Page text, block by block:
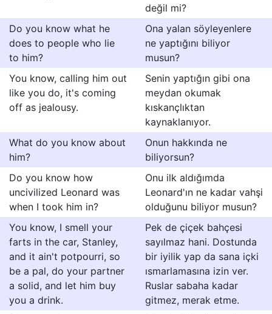
değil mi?
Do you know what he
does to people who lie
to him?
Ona yalan söyleyenlere
ne yaptığını biliyor
musun?
You know, calling him out
like you do, it's coming
off as jealousy.
Senin yaptığın gibi ona
meydan okumak
kıskançlıktan
kaynaklanıyor.
What do you know about
him?
Onun hakkında ne
biliyorsun?
Do you know how
uncivilized Leonard was
when I took him in?
Onu ilk aldığımda
Leonard'ın ne kadar vahşi
olduğunu biliyor musun?
You know, I smell your
farts in the car, Stanley,
and it ain't potpourri, so
be a pal, do your partner
a solid, and let him buy
you a drink.
Pek de çiçek bahçesi
sayılmaz hani. Dostunda
bir iyilik yap da sana içki
ısmarlamasına izin ver.
Ruslar sabaha kadar
gitmez, merak etme.